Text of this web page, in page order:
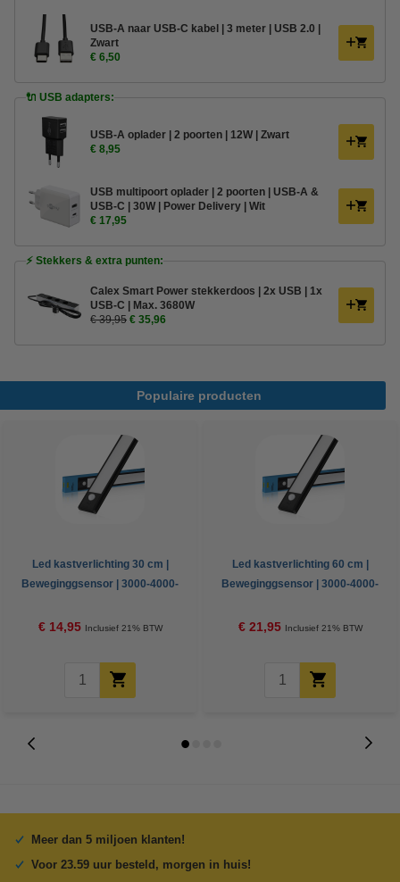
USB-A naar USB-C kabel | 3 meter | USB 2.0 |
Zwart
€ 6,50
🔌 USB adapters:
USB-A oplader | 2 poorten | 12W | Zwart
€ 8,95
USB multipoort oplader | 2 poorten | USB-A &
USB-C | 30W | Power Delivery | Wit
€ 17,95
⚡ Stekkers & extra punten:
Calex Smart Power stekkerdoos | 2x USB | 1x
USB-C | Max. 3680W
€ 39,95 € 35,96
Populaire producten
Led kastverlichting 30 cm |
Beweginggsensor | 3000-4000-
€ 14,95 Inclusief 21% BTW
Led kastverlichting 60 cm |
Beweginggsensor | 3000-4000-
€ 21,95 Inclusief 21% BTW
Meer dan 5 miljoen klanten!
Voor 23.59 uur besteld, morgen in huis!